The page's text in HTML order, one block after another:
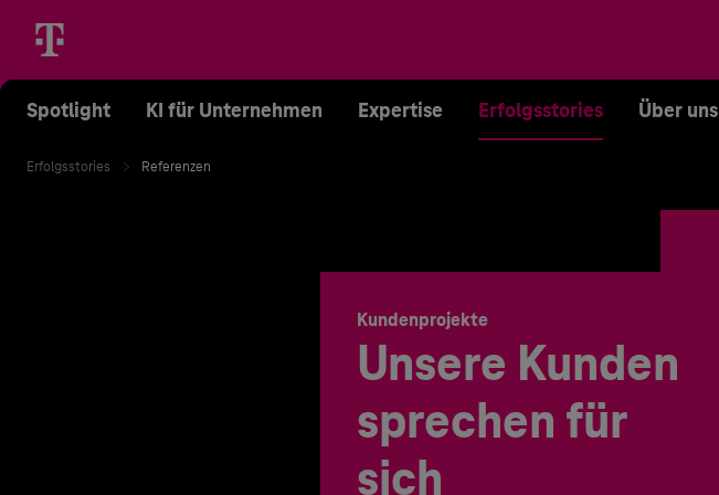
Spotlight KI für Unternehmen Expertise Erfolgsstories Über uns
Erfolgsstories Referenzen
Kundenprojekte
Unsere Kunden
sprechen für
sich